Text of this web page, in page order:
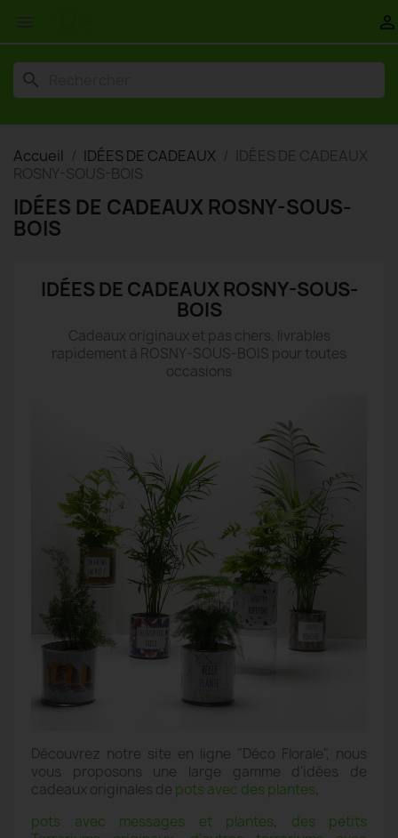

search
Accueil IDÉES DE CADEAUX
IDÉES DE CADEAUX
ROSNY-SOUS-BOIS
IDÉES DE CADEAUX ROSNY-SOUS-
BOIS
IDÉES DE CADEAUX ROSNY-SOUS-
BOIS
Cadeaux originaux et pas chers, livrables
rapidement à ROSNY-SOUS-BOIS pour toutes
occasions
Découvrez notre site en ligne "Déco Florale", nous
vous proposons une large gamme d'idées de
cadeaux originales de pots avec des plantes,
pots avec messages et plantes, des petits